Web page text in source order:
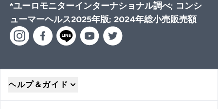
*ユーロモニターインターナショナル調べ; コンシ
ューマーヘルス2025年版; 2024年総小売販売額
ヘルプ＆ガイド